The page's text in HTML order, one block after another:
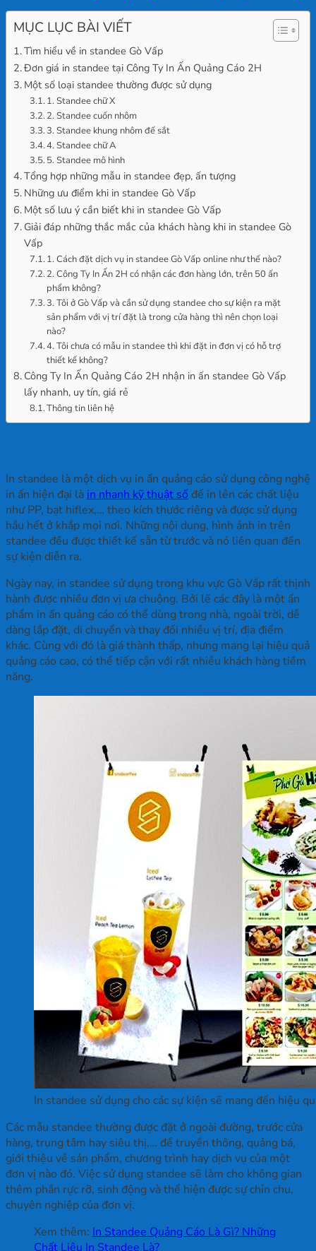
MỤC LỤC BÀI VIẾT
Tìm hiểu về in standee Gò Vấp
Đơn giá in standee tại Công Ty In Ấn Quảng Cáo 2H
Một số loại standee thường được sử dụng
1. Standee chữ X
2. Standee cuốn nhôm
3. Standee khung nhôm đế sắt
4. Standee chữ A
5. Standee mô hình
Tổng hợp những mẫu in standee đẹp, ấn tượng
Những ưu điểm khi in standee Gò Vấp
Một số lưu ý cần biết khi in standee Gò Vấp
Giải đáp những thắc mắc của khách hàng khi in standee Gò
Vấp
1. Cách đặt dịch vụ in standee Gò Vấp online như thế nào?
2. Công Ty In Ấn 2H có nhận các đơn hàng lớn, trên 50 ấn
phẩm không?
3. Tôi ở Gò Vấp và cần sử dụng standee cho sự kiện ra mặt
sản phẩm với vị trí đặt là trong cửa hàng thì nên chọn loại
nào?
4. Tôi chưa có mẫu in standee thì khi đặt in đơn vị có hỗ trợ
thiết kế không?
Công Ty In Ấn Quảng Cáo 2H nhận in ấn standee Gò Vấp
lấy nhanh, uy tín, giá rẻ
Thông tin liên hệ
In standee là một dịch vụ in ấn quảng cáo sử dụng công nghệ
in ấn hiện đại là in nhanh kỹ thuật sốđể in lên các chất liệu
như PP, bạt hiflex,… theo kích thước riêng và được sử dụng
hầu hết ở khắp mọi nơi. Những nội dung, hình ảnh in trên
standee đều được thiết kế sẵn từ trước và nó liên quan đến
sự kiện diễn ra.
Ngày nay, in standee sử dụng trong khu vực Gò Vấp rất thịnh
hành được nhiều đơn vị ưa chuộng. Bởi lẽ các đây là một ấn
phẩm in ấn quảng cáo có thể dùng trong nhà, ngoài trời, dễ
dàng lắp đặt, di chuyển và thay đổi nhiều vị trí, địa điểm
khác. Cùng với đó là giá thành thấp, nhưng mang lại hiệu quả
quảng cáo cao, có thể tiếp cận với rất nhiều khách hàng tiềm
năng.
In standee sử dụng cho các sự kiện sẽ mang đến hiệu
Các mẫu standee thường được đặt ở ngoài đường, trước cửa
hàng, trung tâm hay siêu thị,… để truyền thông, quảng bá,
giới thiệu về sản phẩm, chương trình hay dịch vụ của một
đơn vị nào đó. Việc sử dụng standee sẽ làm cho không gian
thêm phần rực rỡ, sinh động và thể hiện được sự chỉn chu,
chuyên nghiệp của đơn vị.
Xem thêm: In Standee Quảng Cáo Là Gì? Những
Chất Liệu In Standee Là?